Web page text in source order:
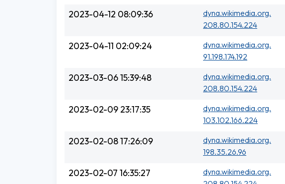
2023-04-12 08:09:36
dyna.wikimedia.org.
208.80.154.224
2023-04-11 02:09:24
dyna.wikimedia.org.
91.198.174.192
2023-03-06 15:39:48
dyna.wikimedia.org.
208.80.154.224
2023-02-09 23:17:35
dyna.wikimedia.org.
103.102.166.224
2023-02-08 17:26:09
dyna.wikimedia.org.
198.35.26.96
2023-02-07 16:35:27
dyna.wikimedia.org.